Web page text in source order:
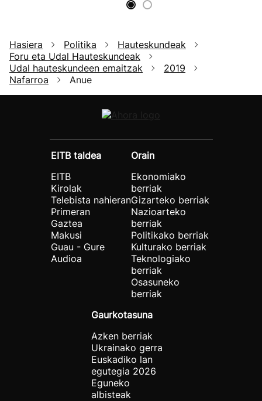
Hasiera Politika
Hauteskundeak
Foru eta Udal Hauteskundeak
Udal hauteskundeen emaitzak
2019
Nafarroa
Anue
EITB taldea
EITB
Kirolak
Telebista nahieran
Primeran
Gaztea
Makusi
Guau - Gure
Audioa
Orain
Ekonomiako
berriak
Gizarteko berriak
Nazioarteko
berriak
Politikako berriak
Kulturako berriak
Teknologiako
berriak
Osasuneko
berriak
Gaurkotasuna
Azken berriak
Ukrainako gerra
Euskadiko lan
egutegia 2026
Eguneko
albisteak